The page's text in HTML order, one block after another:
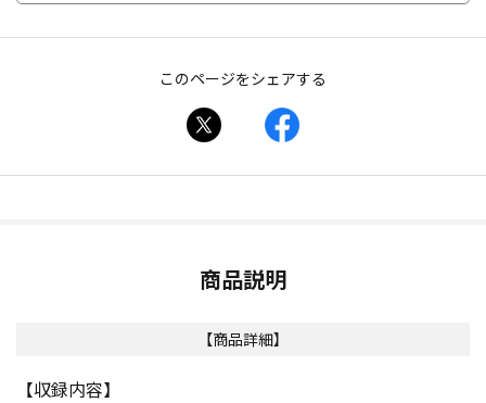
このページをシェアする
商品説明
【商品詳細】
【収録内容】